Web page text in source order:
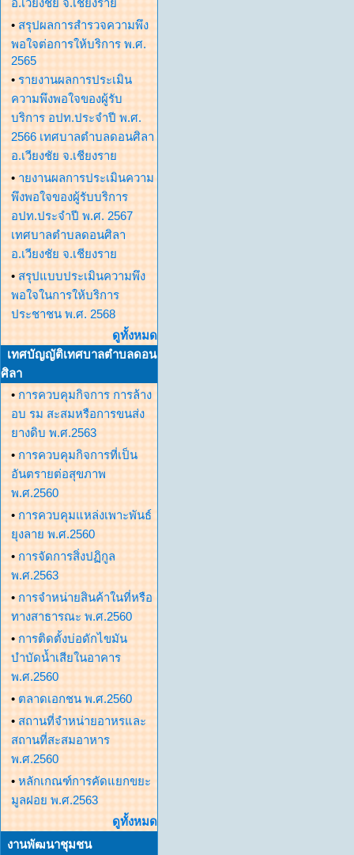
อ.เวียงชัย จ.เชียงราย
• สรุปผลการสำรวจความพึง
พอใจต่อการให้บริการ พ.ศ.
2565
• รายงานผลการประเมิน
ความพึงพอใจของผู้รับ
บริการ อปท.ประจำปี พ.ศ.
2566 เทศบาลตำบลดอนศิลา
อ.เวียงชัย จ.เชียงราย
• ายงานผลการประเมินความ
พึงพอใจของผู้รับบริการ
อปท.ประจำปี พ.ศ. 2567
เทศบาลตำบลดอนศิลา
อ.เวียงชัย จ.เชียงราย
• สรุปแบบประเมินความพึง
พอใจในการให้บริการ
ประชาชน พ.ศ. 2568
ดูทั้งหมด
เทศบัญญัติเทศบาลตำบลดอน
ศิลา
• การควบคุมกิจการ การล้าง
อบ รม สะสมหรือการขนส่ง
ยางดิบ พ.ศ.2563
• การควบคุมกิจการที่เป็น
อันตรายต่อสุขภาพ
พ.ศ.2560
• การควบคุมแหล่งเพาะพันธ์
ยุงลาย พ.ศ.2560
• การจัดการสิ่งปฏิกูล
พ.ศ.2563
• การจำหน่ายสินค้าในที่หรือ
ทางสาธารณะ พ.ศ.2560
• การติดตั้งบ่อดักไขมัน
บำบัดน้ำเสียในอาคาร
พ.ศ.2560
• ตลาดเอกชน พ.ศ.2560
• สถานที่จำหน่ายอาหรและ
สถานที่สะสมอาหาร
พ.ศ.2560
• หลักเกณฑ์การคัดแยกขยะ
มูลฝอย พ.ศ.2563
ดูทั้งหมด
งานพัฒนาชุมชน